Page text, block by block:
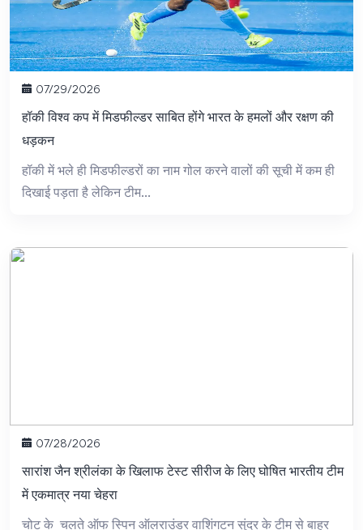
07/29/2026
हॉकी विश्व कप में मिडफील्डर साबित होंगे भारत के हमलों और रक्षण की
धड़कन
हॉकी में भले ही मिडफील्डरों का नाम गोल करने वालों की सूची में कम ही
दिखाई पड़ता है लेकिन टीम...
07/28/2026
सारांश जैन श्रीलंका के खिलाफ टेस्ट सीरीज के लिए घोषित भारतीय टीम
में एकमात्र नया चेहरा
चोट के चलते ऑफ स्पिन ऑलराउंडर वाशिंगटन सुंदर के टीम से बाहर